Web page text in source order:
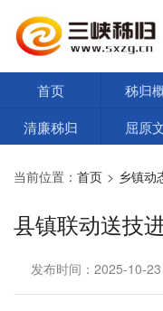
首页 秭归
清廉秭归
屈原
当前位置： 首页 > 乡镇动
县镇联动送技
发布时间：2025-10-